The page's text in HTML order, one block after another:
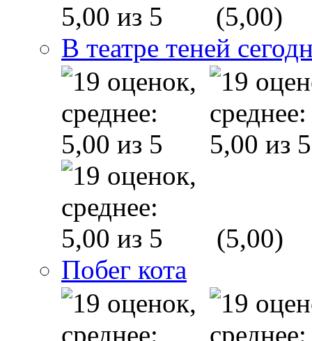
(5,00)
В театре теней
(5,00)
Побег кота